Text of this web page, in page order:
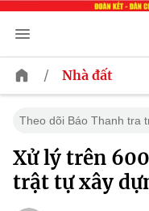
/ Nhà đất
Theo dõi Báo Thanh tra
Xử lý trên
trật tự xây